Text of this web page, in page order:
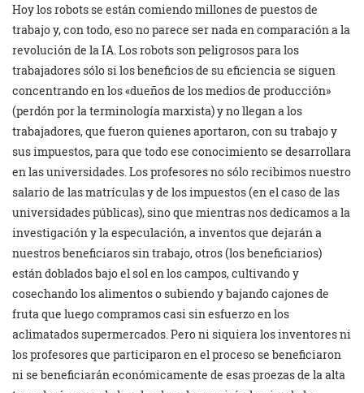
Hoy los robots se están comiendo millones de puestos de
trabajo y, con todo, eso no parece ser nada en comparación a la
revolución de la IA. Los robots son peligrosos para los
trabajadores sólo si los beneficios de su eficiencia se siguen
concentrando en los «dueños de los medios de producción»
(perdón por la terminología marxista) y no llegan a los
trabajadores, que fueron quienes aportaron, con su trabajo y
sus impuestos, para que todo ese conocimiento se desarrollara
en las universidades. Los profesores no sólo recibimos nuestro
salario de las matrículas y de los impuestos (en el caso de las
universidades públicas), sino que mientras nos dedicamos a la
investigación y la especulación, a inventos que dejarán a
nuestros beneficiaros sin trabajo, otros (los beneficiarios)
están doblados bajo el sol en los campos, cultivando y
cosechando los alimentos o subiendo y bajando cajones de
fruta que luego compramos casi sin esfuerzo en los
aclimatados supermercados. Pero ni siquiera los inventores ni
los profesores que participaron en el proceso se beneficiaron
ni se beneficiarán económicamente de esas proezas de la alta